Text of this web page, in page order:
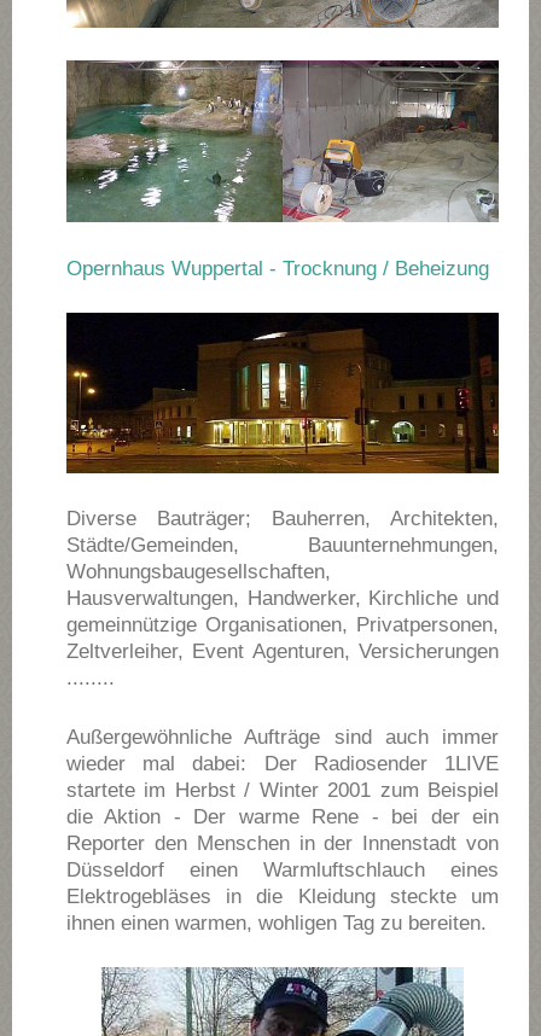
Opernhaus Wuppertal - Trocknung / Beheizung
Diverse Bauträger; Bauherren, Architekten,
Städte/Gemeinden, Bauunternehmungen,
Wohnungsbaugesellschaften,
Hausverwaltungen, Handwerker, Kirchliche und
gemeinnützige Organisationen, Privatpersonen,
Zeltverleiher, Event Agenturen, Versicherungen
........
Außergewöhnliche Aufträge sind auch immer
wieder mal dabei: Der Radiosender 1LIVE
startete im Herbst / Winter 2001 zum Beispiel
die Aktion - Der warme Rene - bei der ein
Reporter den Menschen in der Innenstadt von
Düsseldorf einen Warmluftschlauch eines
Elektrogebläses in die Kleidung steckte um
ihnen einen warmen, wohligen Tag zu bereiten.